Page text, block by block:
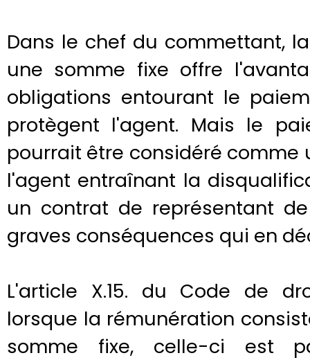
Dans le chef du commettant,
une somme fixe offre
obligations entourant le
protègent l'agent. Mais le
pourrait être considéré
l'agent entraînant la
un contrat de représentant
graves conséquences qui en
L'article X.15. du Code de
lorsque la rémunération
somme fixe, celle-ci est